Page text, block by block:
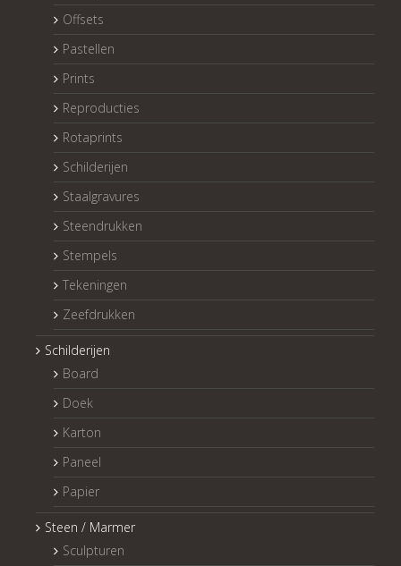
Offsets
Pastellen
Prints
Reproducties
Rotaprints
Schilderijen
Staalgravures
Steendrukken
Stempels
Tekeningen
Zeefdrukken
Schilderijen
Board
Doek
Karton
Paneel
Papier
Steen / Marmer
Sculpturen